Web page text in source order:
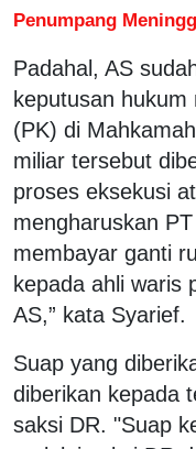
Penumpang
Padahal, AS
keputusan hukum
(PK) di
miliar tersebut
proses eksekusi
mengharuskan
membayar ganti
kepada ahli waris
AS,” kata Syarief.
Suap yang
diberikan kepada
saksi DR. "Suap